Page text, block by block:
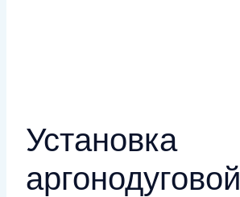
Установка
аргонодуговой